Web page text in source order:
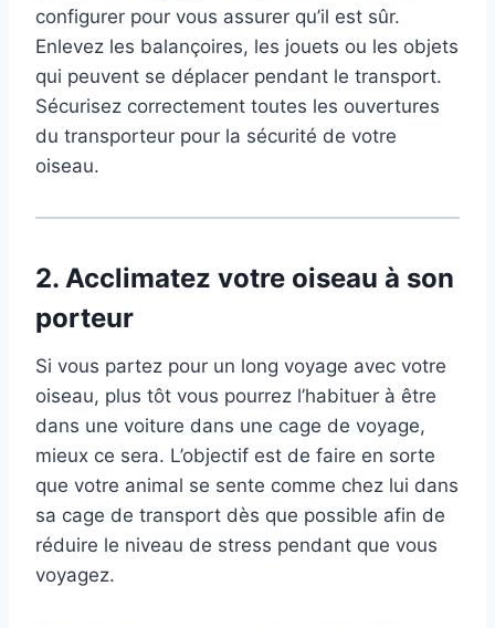
configurer pour vous assurer qu’il est sûr.
Enlevez les balançoires, les jouets ou les objets
qui peuvent se déplacer pendant le transport.
Sécurisez correctement toutes les ouvertures
du transporteur pour la sécurité de votre
oiseau.
2. Acclimatez votre oiseau à son
porteur
Si vous partez pour un long voyage avec votre
oiseau, plus tôt vous pourrez l’habituer à être
dans une voiture dans une cage de voyage,
mieux ce sera. L’objectif est de faire en sorte
que votre animal se sente comme chez lui dans
sa cage de transport dès que possible afin de
réduire le niveau de stress pendant que vous
voyagez.